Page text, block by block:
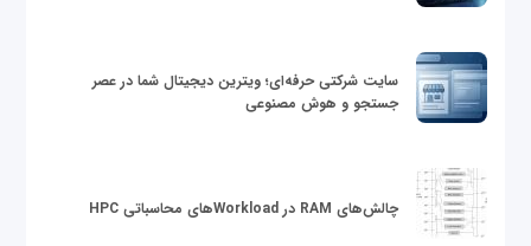
سایت شرکتی حرفه‌ای؛ ویترین دیجیتال شما در عصر
جستجو و هوش مصنوعی
چالش‌های RAM در Workloadهای محاسباتی HPC